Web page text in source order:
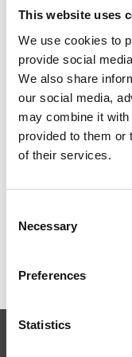
This website uses
We use cookies to
provide social
We also share
our social media,
may combine it with
provided to them or
of their services.
Selection
Necessary
Preferences
Statistics
prossimo.
Alcuni settori
Aerospaziale
Eolico